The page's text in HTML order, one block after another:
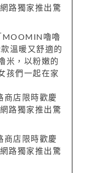
MOOMIN嚕嚕
溫暖又舒適的
米，以粉嫩的
孩們一起在家